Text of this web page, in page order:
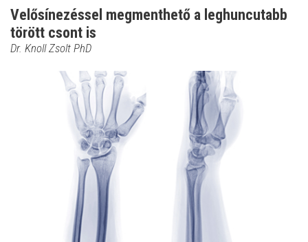
Velősínezéssel megmenthető a leghuncutabb
törött csont is
Dr. Knoll Zsolt PhD